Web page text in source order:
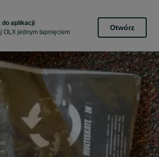
do aplikacji
OLX jednym tapnięciem
Otwórz